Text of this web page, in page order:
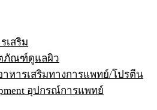
เสริม
ตภัณฑ์ดูแลผิว
าหารเสริมทางการแพทย์/โปรตีน
อุปกรณ์การแพทย์